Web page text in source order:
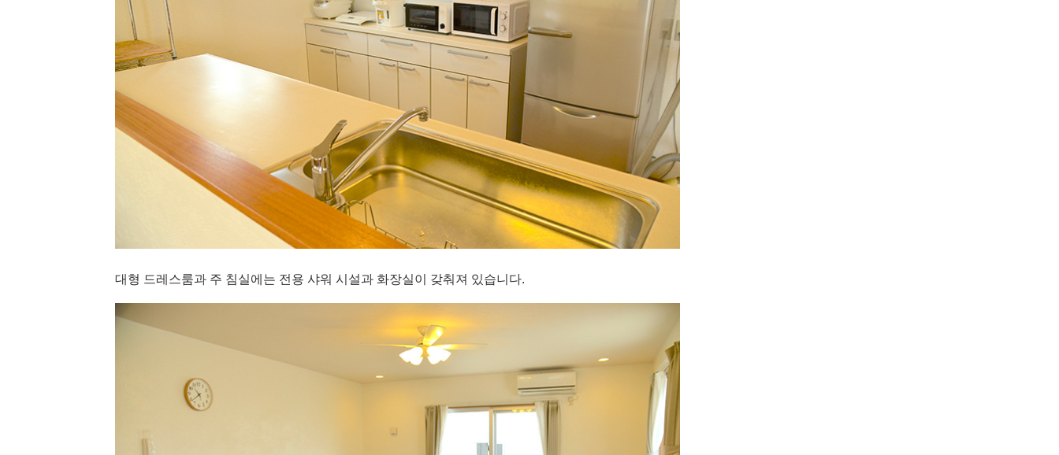
대형 드레스룸과 주 침실에는 전용 샤워 시설과 화장실이 갖춰져 있습니다.